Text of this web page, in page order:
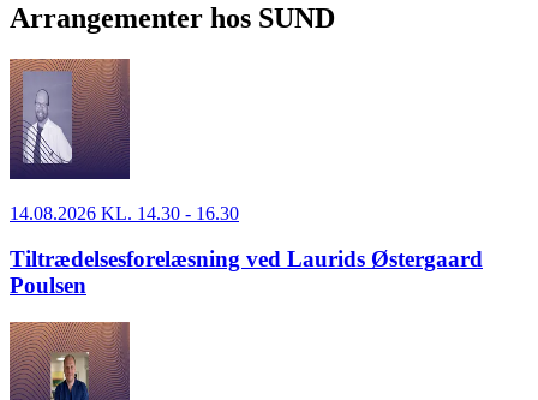
Arrangementer hos SUND
14.08.2026 KL. 14.30 - 16.30
Tiltrædelsesforelæsning ved Laurids Østergaard
Poulsen